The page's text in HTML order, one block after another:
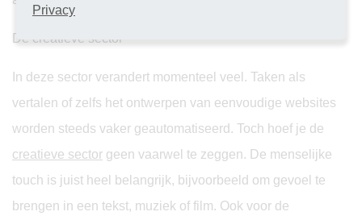
De creatieve sector
In deze sector verandert momenteel veel. Taken als
vertalen of zelfs het ontwerpen van eenvoudige websites
worden steeds vaker geautomatiseerd. Toch hoef je de
creatieve sector geen vaarwel te zeggen. De menselijke
touch is juist heel belangrijk, bijvoorbeeld om gevoel te
brengen in een tekst, muziek of film. Ook voor de
Privacy